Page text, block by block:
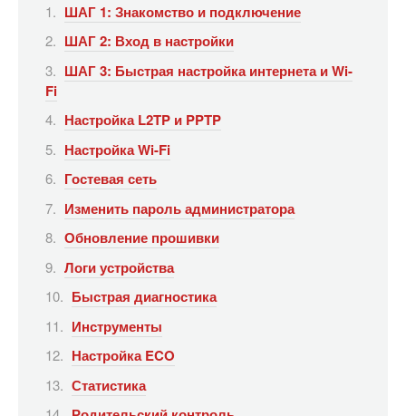
ШАГ 1: Знакомство и подключение
ШАГ 2: Вход в настройки
ШАГ 3: Быстрая настройка интернета и Wi-
Fi
Настройка L2TP и PPTP
Настройка Wi-Fi
Гостевая сеть
Изменить пароль администратора
Обновление прошивки
Логи устройства
Быстрая диагностика
Инструменты
Настройка ECO
Статистика